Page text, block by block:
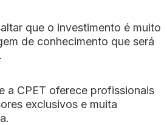
que o investimento é muito
de conhecimento que será
a CPET oferece profissionais
exclusivos e muita